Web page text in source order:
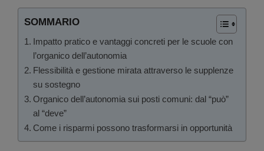
SOMMARIO
Impatto pratico e vantaggi concreti per le scuole con
l’organico dell’autonomia
Flessibilità e gestione mirata attraverso le supplenze
su sostegno
Organico dell’autonomia sui posti comuni: dal “può”
al “deve”
Come i risparmi possono trasformarsi in opportunità